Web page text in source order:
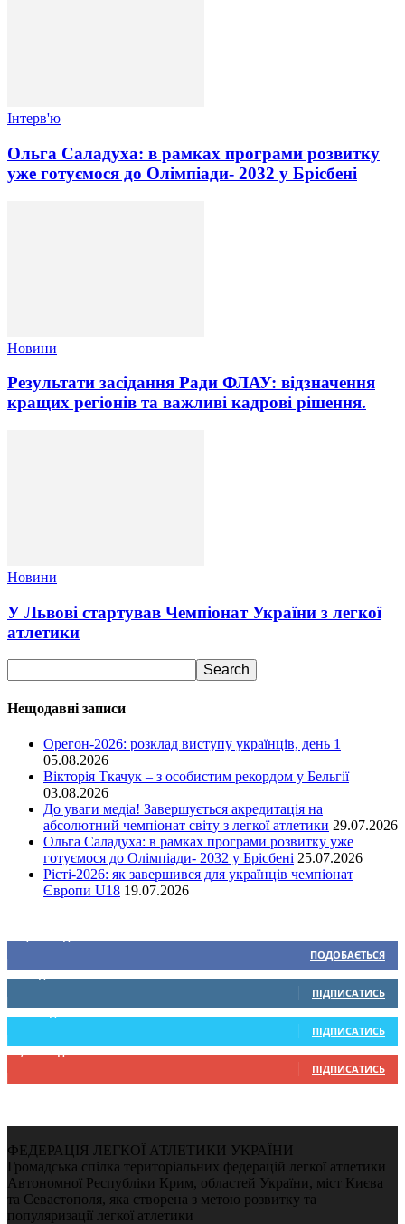
Інтерв'ю
Ольга Саладуха: в рамках програми розвитку
уже готуємося до Олімпіади- 2032 у Брісбені
Новини
Результати засідання Ради ФЛАУ: відзначення
кращих регіонів та важливі кадрові рішення.
Новини
У Львові стартував Чемпіонат України з легкої
атлетики
Нещодавні записи
Орегон-2026: розклад виступу українців, день 1
05.08.2026
Вікторія Ткачук – з особистим рекордом у Бельгії
03.08.2026
До уваги медіа! Завершується акредитація на
абсолютний чемпіонат світу з легкої атлетики 29.07.2026
Ольга Саладуха: в рамках програми розвитку уже
готуємося до Олімпіади- 2032 у Брісбені 25.07.2026
Рієті-2026: як завершився для українців чемпіонат
Європи U18 19.07.2026
ПОДОБАЄТЬСЯ
0 Підписників
ПІДПИСАТИСЬ
234 Підписників
ПІДПИСАТИСЬ
9,370 Підписників
ПІДПИСАТИСЬ
ФЕДЕРАЦІЯ ЛЕГКОЇ АТЛЕТИКИ УКРАЇНИ
Громадська спілка територіальних федерацій легкої атлетики
Автономної Республіки Крим, областей України, міст Києва
та Севастополя, яка створена з метою розвитку та
популяризації легкої атлетики